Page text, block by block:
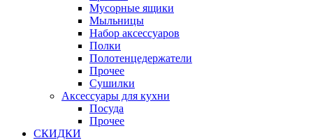
Мусорные ящики
Мыльницы
Набор аксессуаров
Полки
Полотенцедержатели
Прочее
Сушилки
Аксессуары для кухни
Посуда
Прочее
СКИДКИ